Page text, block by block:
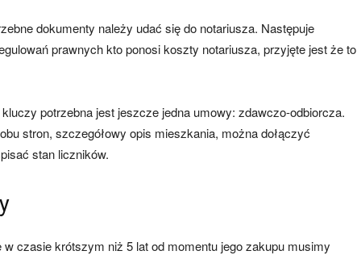
dokumenty należy udać się do notariusza. Następuje
prawnych kto ponosi koszty notariusza, przyjęte jest że to
potrzebna jest jeszcze jedna umowy: zdawczo-odbiorcza.
stron, szczegółowy opis mieszkania, można dołączyć
stan liczników.
czasie krótszym niż 5 lat od momentu jego zakupu musimy